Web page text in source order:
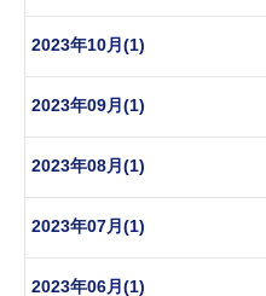
2023年10月(1)
2023年09月(1)
2023年08月(1)
2023年07月(1)
2023年06月(1)